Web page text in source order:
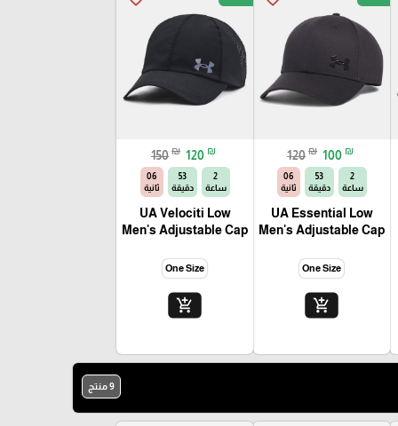
120 ₪ 100 ₪
2
ساعة
53
دقيقة
04
ثانية
UA Essential Low
Men's Adjustable Cap
One Size
add_shopping_cart
150 ₪ 120 ₪
2
ساعة
53
دقيقة
04
ثانية
UA Velociti Low
Men's Adjustable Cap
One Size
add_shopping_cart
9 منتج